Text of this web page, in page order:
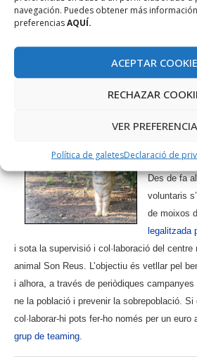
navegación. Puedes obtener más
preferenciasAQUÍ.
ACEPTAR
RECHAZAR
VER
Política de galetesDeclaració de
encontres empresarials B2B a Espanya, de
on les empreses interessades podran
altres empreses amb les quals
Colònia
Des de fa
voluntaris
de moixos
legalitzada
i sota la supervisió i col·laboració del
animal Son Reus. L’objectiu és vetllar pel
i alhora, a través de periòdiques campanyes
ne la població i prevenir la sobrepoblació.
col·laborar-hi pots fer-ho només per un
grup de teaming.